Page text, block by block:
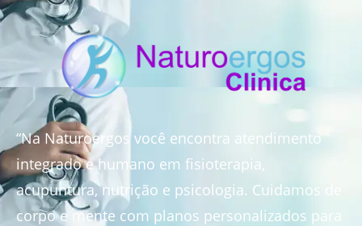
“Na Naturoergos você encontra atendimento
integrado e humano em fisioterapia,
acupuntura, nutrição e psicologia. Cuidamos de
corpo e mente com planos personalizados para